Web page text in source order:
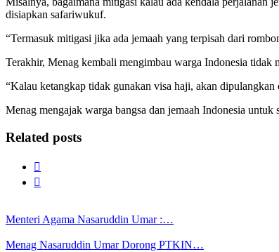
disiapkan safariwukuf.
“Termasuk mitigasi jika ada jemaah yang terpisah dari
Terakhir, Menag kembali mengimbau warga Indonesia tidak
“Kalau ketangkap tidak gunakan visa haji, akan dipulangkan
Menag mengajak warga bangsa dan jemaah Indonesia
Related posts
Menteri Agama Nasaruddin Umar :…
Menag Nasaruddin Umar Dorong PTKIN…